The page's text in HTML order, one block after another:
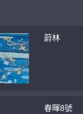
蔚林
春暉8號